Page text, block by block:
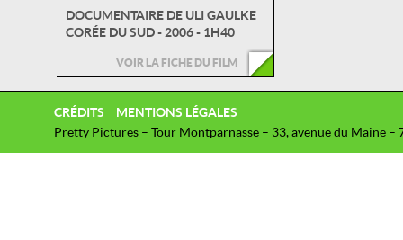
DOCUMENTAIRE DE ULI GAULKE
CORÉE DU SUD - 2006 - 1H40
VOIR LA FICHE DU FILM
CRÉDITS
MENTIONS LÉGALES
Pretty Pictures – Tour Montparnasse – 33, avenue du Maine –